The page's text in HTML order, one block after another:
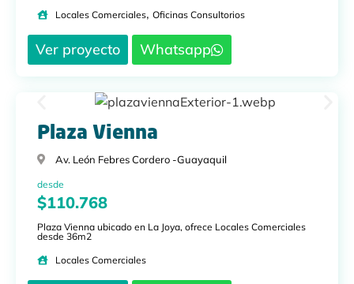
Locales Comerciales, Oficinas Consultorios
Ver proyecto Whatsapp
Plaza Vienna
Av. León Febres Cordero -Guayaquil
desde
$110.768
Plaza Vienna ubicado en La Joya, ofrece Locales Comerciales
desde 36m2
Locales Comerciales